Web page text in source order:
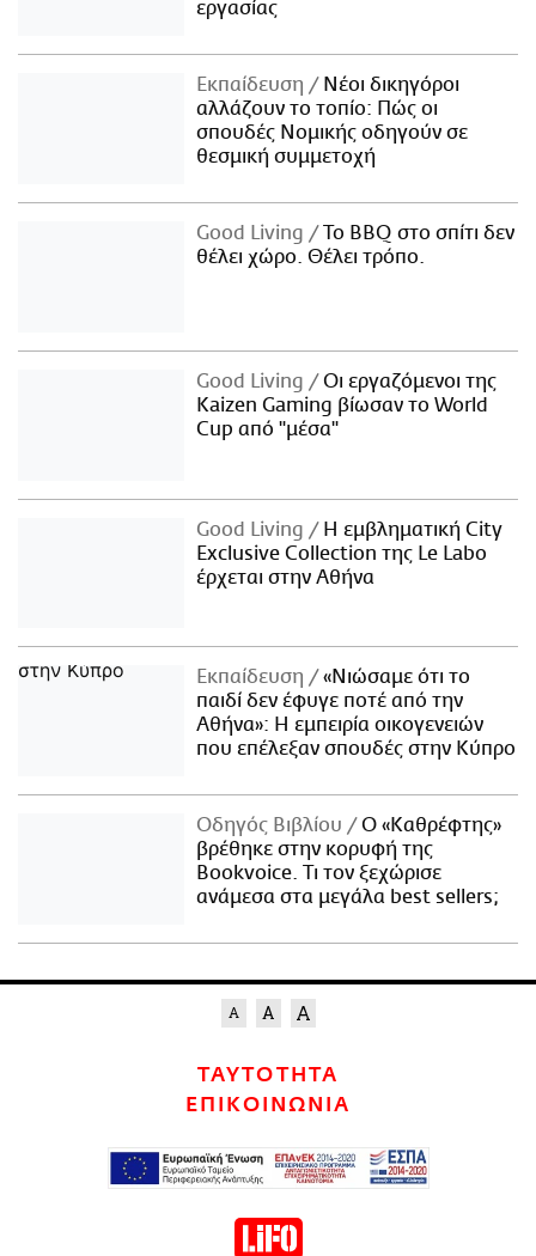
εργασίας
Εκπαίδευση
Νέοι δικηγόροι
αλλάζουν το τοπίο: Πώς οι
σπουδές Νομικής οδηγούν σε
θεσμική συμμετοχή
Good Living
Το BBQ στο σπίτι δεν
θέλει χώρο. Θέλει τρόπο.
Good Living
Οι εργαζόμενοι της
Kaizen Gaming βίωσαν το World
Cup από "μέσα"
Good Living
Η εμβληματική City
Exclusive Collection της Le Labo
έρχεται στην Αθήνα
Εκπαίδευση
«Νιώσαμε ότι το
παιδί δεν έφυγε ποτέ από την
Αθήνα»: Η εμπειρία οικογενειών
που επέλεξαν σπουδές στην Κύπρο
Οδηγός Βιβλίου
Ο «Καθρέφτης»
βρέθηκε στην κορυφή της
Bookvoice. Τι τον ξεχώρισε
ανάμεσα στα μεγάλα best sellers;
ΤΑΥΤΟΤΗΤΑ
ΕΠΙΚΟΙΝΩΝΙΑ